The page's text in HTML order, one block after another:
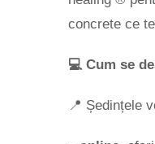
concrete ce
💻 Cum se
📍 Ședințele